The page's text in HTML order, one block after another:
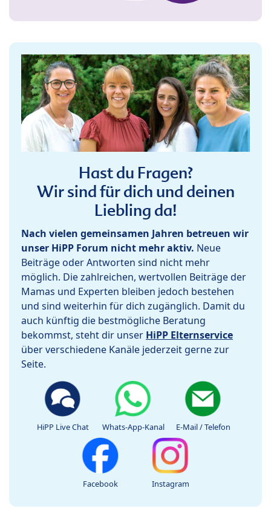
Hast du Fragen?
Wir sind für dich und deinen
Liebling da!
Nach vielen gemeinsamen Jahren betreuen wir
unser HiPP Forum nicht mehr aktiv. Neue
Beiträge oder Antworten sind nicht mehr
möglich. Die zahlreichen, wertvollen Beiträge der
Mamas und Experten bleiben jedoch bestehen
und sind weiterhin für dich zugänglich. Damit du
auch künftig die bestmögliche Beratung
bekommst, steht dir unser HiPP Elternservice
über verschiedene Kanäle jederzeit gerne zur
Seite.
HiPP Live Chat Whats-App-Kanal E-Mail / Telefon
Facebook Instagram